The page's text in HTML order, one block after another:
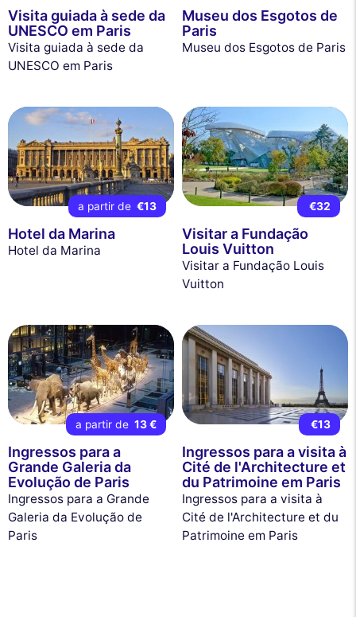
Visita guiada à sede da
UNESCO em Paris
Visita guiada à sede da
UNESCO em Paris
Museu dos Esgotos de
Paris
Museu dos Esgotos de Paris
a partir de €13
Hotel da Marina
Hotel da Marina
€32
Visitar a Fundação
Louis Vuitton
Visitar a Fundação Louis
Vuitton
a partir de 13 €
Ingressos para a
Grande Galeria da
Evolução de Paris
Ingressos para a Grande
Galeria da Evolução de
Paris
€13
Ingressos para a visita à
Cité de l'Architecture et
du Patrimoine em Paris
Ingressos para a visita à
Cité de l'Architecture et du
Patrimoine em Paris